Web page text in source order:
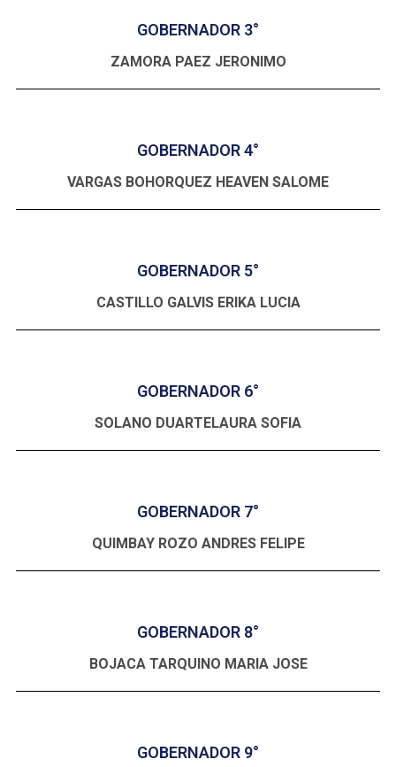
GOBERNADOR 3°
ZAMORA PAEZ JERONIMO
GOBERNADOR 4°
VARGAS BOHORQUEZ HEAVEN SALOME
GOBERNADOR 5°
CASTILLO GALVIS ERIKA LUCIA
GOBERNADOR 6°
SOLANO DUARTELAURA SOFIA
GOBERNADOR 7°
QUIMBAY ROZO ANDRES FELIPE
GOBERNADOR 8°
BOJACA TARQUINO MARIA JOSE
GOBERNADOR 9°